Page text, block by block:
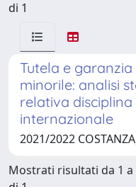
di 1
Tutela e
minorile: analisi
relativa
internazionale
2021/2022
Mostrati risultati da 1 a